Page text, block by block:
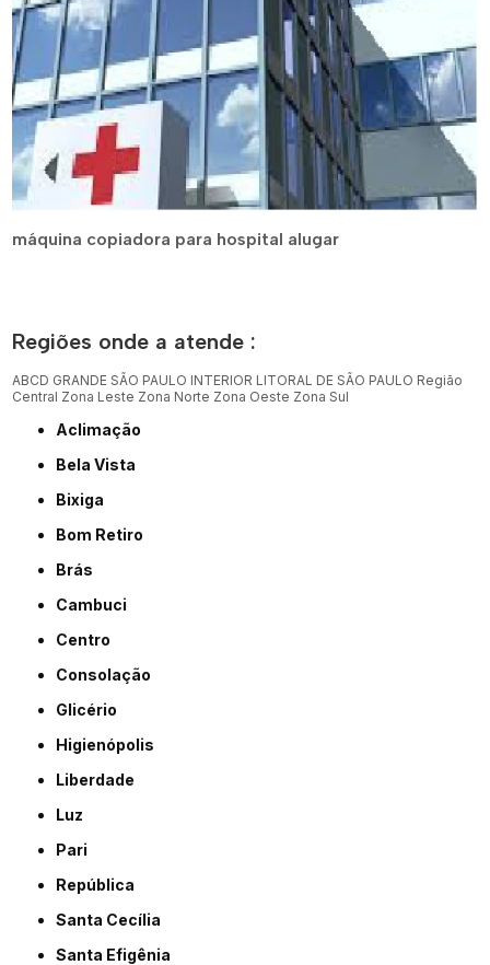
máquina copiadora para hospital alugar
Regiões onde a atende :
ABCD GRANDE SÃO PAULO INTERIOR LITORAL DE SÃO PAULO Região
Central Zona Leste Zona Norte Zona Oeste Zona Sul
Aclimação
Bela Vista
Bixiga
Bom Retiro
Brás
Cambuci
Centro
Consolação
Glicério
Higienópolis
Liberdade
Luz
Pari
República
Santa Cecília
Santa Efigênia